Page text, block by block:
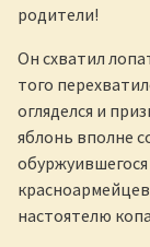
родители!
Он схватил
того
огляделся и
яблонь вполне
настоятелю